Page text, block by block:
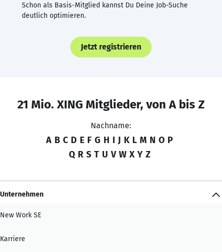
Schon als Basis-Mitglied kannst Du Deine Job-Suche
deutlich optimieren.
Jetzt registrieren
21 Mio. XING Mitglieder, von A bis Z
Nachname:
A B C D E F G H I J K L M N O P
Q R S T U V W X Y Z
Unternehmen
New Work SE
Karriere